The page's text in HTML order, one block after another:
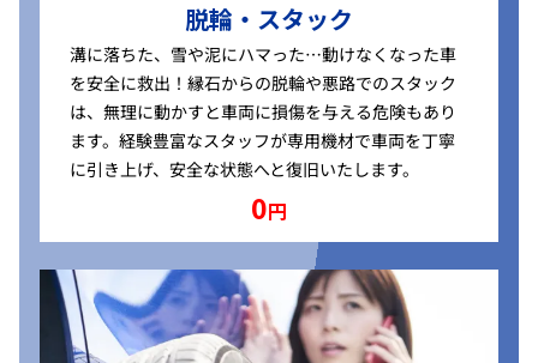
脱輪・スタック
溝に落ちた、雪や泥にハマった…動けなくなった車
を安全に救出！縁石からの脱輪や悪路でのスタック
は、無理に動かすと車両に損傷を与える危険もあり
ます。経験豊富なスタッフが専用機材で車両を丁寧
に引き上げ、安全な状態へと復旧いたします。
0円